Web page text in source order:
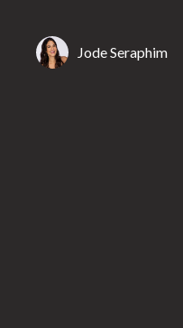
Jode Seraphim